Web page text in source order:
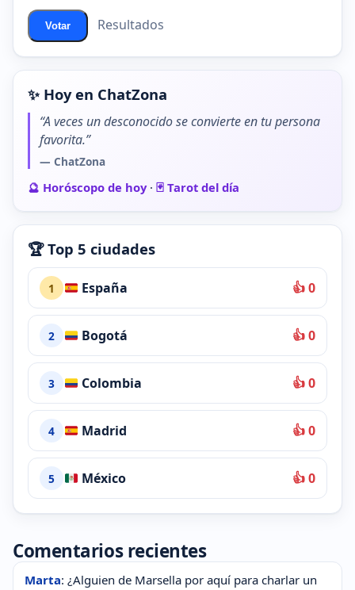
Votar Resultados
✨ Hoy en ChatZona
“A veces un desconocido se convierte en tu persona
favorita.”
— ChatZona
🔮 Horóscopo de hoy· 🃏 Tarot del día
🏆 Top 5 ciudades
1 España 👍 0
2 Bogotá 👍 0
3 Colombia 👍 0
4 Madrid 👍 0
5 México 👍 0
Comentarios recientes
Marta: ¿Alguien de Marsella por aquí para charlar un